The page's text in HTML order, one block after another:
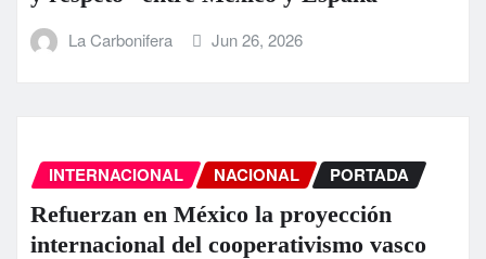
La Carbonifera Jun 26, 2026
INTERNACIONAL NACIONAL PORTADA
Refuerzan en México la proyección
internacional del cooperativismo vasco